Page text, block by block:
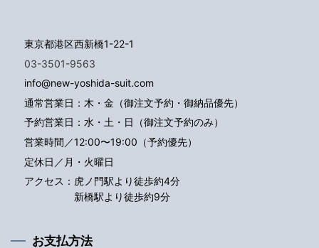
東京都港区西新橋1-22-1
03-3501-9563
info@new-yoshida-suit.com
通常営業日：木・金（御注文予約・御納品優先）
予約営業日：水・土・日（御注文予約のみ）
営業時間／12:00〜19:00（予約優先）
定休日／月・火曜日
アクセス： 虎ノ門駅より徒歩約4分
新橋駅より徒歩約9分
お支払方法